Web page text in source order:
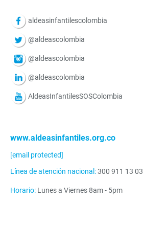
aldeasinfantilescolombia
@aldeascolombia
@aldeascolombia
@aldeascolombia
AldeasInfantilesSOSColombia
www.aldeasinfantiles.org.co
[email protected]
Línea de atención nacional:300 911 13 03
Horario: Lunes a Viernes 8am - 5pm